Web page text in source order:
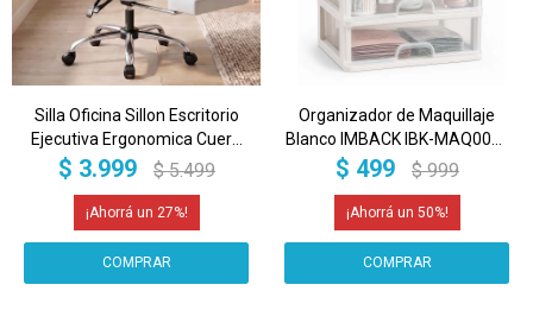
Silla Oficina Sillon Escritorio
Ejecutiva Ergonomica Cuero
con apoyapies IMBACK Color
$ 3.999 $ 5.499
27
Organizador de Maquillaje
Blanco IMBACK IBK-MAQ001 |
3 Cajones + Compartimentos
y Multifunción
$ 499 $ 999
50